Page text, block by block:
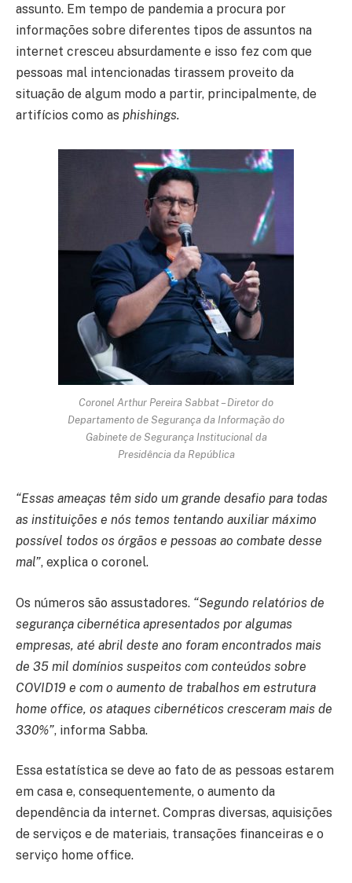
assunto. Em tempo de pandemia a procura por
informações sobre diferentes tipos de assuntos na
internet cresceu absurdamente e isso fez com que
pessoas mal intencionadas tirassem proveito da
situação de algum modo a partir, principalmente, de
artifícios como as phishings.
Coronel Arthur Pereira Sabbat – Diretor do
Departamento de Segurança da Informação do
Gabinete de Segurança Institucional da
Presidência da República
“Essas ameaças têm sido um grande desafio para todas
as instituições e nós temos tentando auxiliar máximo
possível todos os órgãos e pessoas ao combate desse
mal”, explica o coronel.
Os números são assustadores. “Segundo relatórios de
segurança cibernética apresentados por algumas
empresas, até abril deste ano foram encontrados mais
de 35 mil domínios suspeitos com conteúdos sobre
COVID19 e com o aumento de trabalhos em estrutura
home office, os ataques cibernéticos cresceram mais de
330%”, informa Sabba.
Essa estatística se deve ao fato de as pessoas estarem
em casa e, consequentemente, o aumento da
dependência da internet. Compras diversas, aquisições
de serviços e de materiais, transações financeiras e o
serviço home office.